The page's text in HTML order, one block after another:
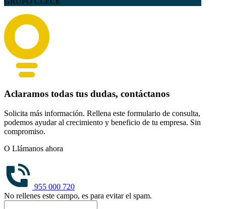
Aclaramos todas tus dudas, contáctanos
Solicita más información. Rellena este formulario de consulta,
podemos ayudar al crecimiento y beneficio de tu empresa. Sin
compromiso.
O Llámanos ahora
955 000 720
No rellenes este campo, es para evitar el spam.